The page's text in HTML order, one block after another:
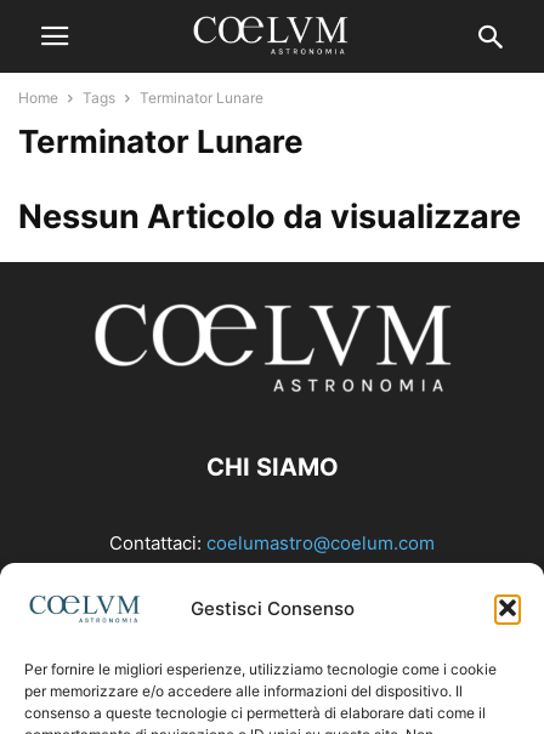
Gestisci Consenso
Per fornire le migliori esperienze, utilizziamo tecnologie come i cookie
per memorizzare e/o accedere alle informazioni del dispositivo. Il
consenso a queste tecnologie ci permetterà di elaborare dati come il
Home Tags Terminator Lunare
Terminator Lunare
Nessun Articolo da visualizzare
CHI SIAMO
Contattaci: coelumastro@coelum.com
SEGUICI